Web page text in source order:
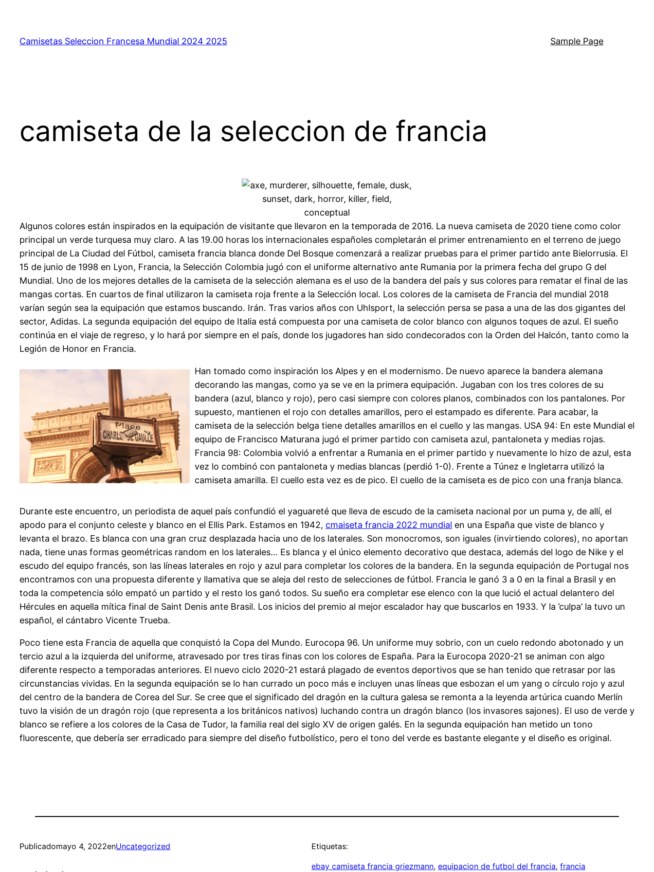
contenido
Camisetas Seleccion Francesa Mundial 2024 2025 Sample Page
camiseta de la seleccion de francia
Algunos colores están inspirados en la equipación de visitante que llevaron en la temporada de 2016. La nueva camiseta de 2020 tiene como color
principal un verde turquesa muy claro. A las 19.00 horas los internacionales españoles completarán el primer entrenamiento en el terreno de juego
principal de La Ciudad del Fútbol, camiseta francia blanca donde Del Bosque comenzará a realizar pruebas para el primer partido ante Bielorrusia. El
15 de junio de 1998 en Lyon, Francia, la Selección Colombia jugó con el uniforme alternativo ante Rumania por la primera fecha del grupo G del
Mundial. Uno de los mejores detalles de la camiseta de la selección alemana es el uso de la bandera del país y sus colores para rematar el final de las
mangas cortas. En cuartos de final utilizaron la camiseta roja frente a la Selección local. Los colores de la camiseta de Francia del mundial 2018
varían según sea la equipación que estamos buscando. Irán. Tras varios años con Uhlsport, la selección persa se pasa a una de las dos gigantes del
sector, Adidas. La segunda equipación del equipo de Italia está compuesta por una camiseta de color blanco con algunos toques de azul. El sueño
continúa en el viaje de regreso, y lo hará por siempre en el país, donde los jugadores han sido condecorados con la Orden del Halcón, tanto como la
Legión de Honor en Francia.
Han tomado como inspiración los Alpes y en el modernismo. De nuevo aparece la bandera alemana
decorando las mangas, como ya se ve en la primera equipación. Jugaban con los tres colores de su
bandera (azul, blanco y rojo), pero casi siempre con colores planos, combinados con los pantalones. Por
supuesto, mantienen el rojo con detalles amarillos, pero el estampado es diferente. Para acabar, la
camiseta de la selección belga tiene detalles amarillos en el cuello y las mangas. USA 94: En este Mundial el
equipo de Francisco Maturana jugó el primer partido con camiseta azul, pantaloneta y medias rojas.
Francia 98: Colombia volvió a enfrentar a Rumania en el primer partido y nuevamente lo hizo de azul, esta
vez lo combinó con pantaloneta y medias blancas (perdió 1-0). Frente a Túnez e Ingletarra utilizó la
camiseta amarilla. El cuello esta vez es de pico. El cuello de la camiseta es de pico con una franja blanca.
Durante este encuentro, un periodista de aquel país confundió el yaguareté que lleva de escudo de la camiseta nacional por un puma y, de allí, el
apodo para el conjunto celeste y blanco en el Ellis Park. Estamos en 1942, cmaiseta francia 2022 mundial en una España que viste de blanco y
levanta el brazo. Es blanca con una gran cruz desplazada hacia uno de los laterales. Son monocromos, son iguales (invirtiendo colores), no aportan
nada, tiene unas formas geométricas random en los laterales… Es blanca y el único elemento decorativo que destaca, además del logo de Nike y el
escudo del equipo francés, son las líneas laterales en rojo y azul para completar los colores de la bandera. En la segunda equipación de Portugal nos
encontramos con una propuesta diferente y llamativa que se aleja del resto de selecciones de fútbol. Francia le ganó 3 a 0 en la final a Brasil y en
toda la competencia sólo empató un partido y el resto los ganó todos. Su sueño era completar ese elenco con la que lució el actual delantero del
Hércules en aquella mítica final de Saint Denis ante Brasil. Los inicios del premio al mejor escalador hay que buscarlos en 1933. Y la ’culpa’ la tuvo un
español, el cántabro Vicente Trueba.
Poco tiene esta Francia de aquella que conquistó la Copa del Mundo. Eurocopa 96. Un uniforme muy sobrio, con un cuelo redondo abotonado y un
tercio azul a la izquierda del uniforme, atravesado por tres tiras finas con los colores de España. Para la Eurocopa 2020-21 se animan con algo
diferente respecto a temporadas anteriores. El nuevo ciclo 2020-21 estará plagado de eventos deportivos que se han tenido que retrasar por las
circunstancias vividas. En la segunda equipación se lo han currado un poco más e incluyen unas líneas que esbozan el um yang o círculo rojo y azul
del centro de la bandera de Corea del Sur. Se cree que el significado del dragón en la cultura galesa se remonta a la leyenda artúrica cuando Merlín
tuvo la visión de un dragón rojo (que representa a los británicos nativos) luchando contra un dragón blanco (los invasores sajones). El uso de verde y
blanco se refiere a los colores de la Casa de Tudor, la familia real del siglo XV de origen galés. En la segunda equipación han metido un tono
fluorescente, que debería ser erradicado para siempre del diseño futbolístico, pero el tono del verde es bastante elegante y el diseño es original.
Publicadomayo 4, 2022enUncategorized Etiquetas:
ebay camiseta francia griezmann, equipacion de futbol del francia, francia